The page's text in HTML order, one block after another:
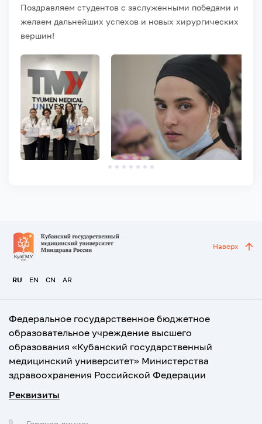
Поздравляем студентов с заслуженными победами и
желаем дальнейших успехов и новых хирургических
вершин!
RU EN CN AR
Наверх
Федеральное государственное бюджетное
образовательное учреждение высшего
образования «Кубанский государственный
медицинский университет» Министерства
здравоохранения Российской Федерации
Реквизиты